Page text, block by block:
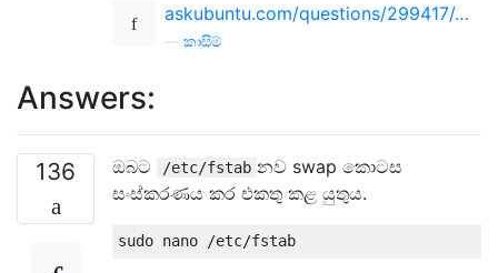
askubuntu.com/questions/299417/…
කාසිම්
Answers:
136 ඔබට /etc/fstab නව swap කොටස
සංස්කරණය කර එකතු කළ යුතුය.